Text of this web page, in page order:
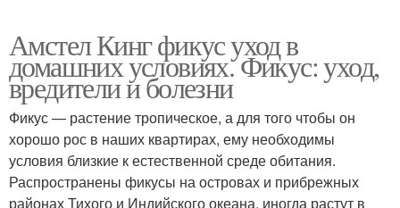
Амстел Кинг фикус уход в
домашних условиях. Фикус: уход,
вредители и болезни
Фикус — растение тропическое, а для того чтобы он
хорошо рос в наших квартирах, ему необходимы
условия близкие к естественной среде обитания.
Распространены фикусы на островах и прибрежных
районах Тихого и Индийского океана, иногда растут в